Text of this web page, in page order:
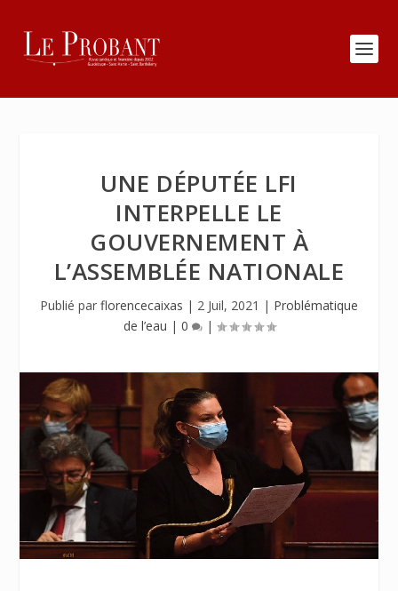
UNE DÉPUTÉE LFI
INTERPELLE LE
GOUVERNEMENT À
L’ASSEMBLÉE NATIONALE
Publié par florencecaixas | 2 Juil, 2021 | Problématique
de l’eau | 0 |